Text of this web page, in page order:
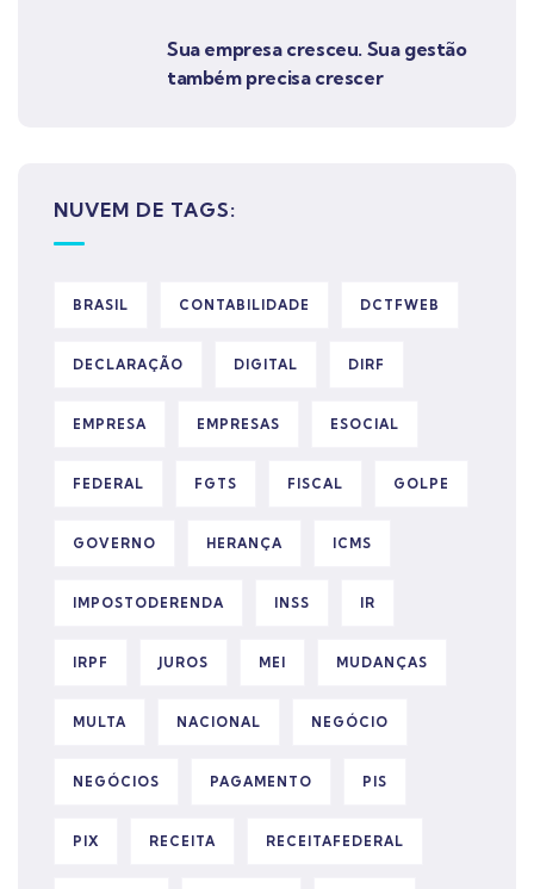
Sua empresa cresceu. Sua gestão
também precisa crescer
NUVEM DE TAGS:
BRASIL CONTABILIDADE DCTFWEB
DECLARAÇÃO DIGITAL DIRF
EMPRESA EMPRESAS ESOCIAL
FEDERAL FGTS FISCAL GOLPE
GOVERNO HERANÇA ICMS
IMPOSTODERENDA INSS IR
IRPF JUROS MEI MUDANÇAS
MULTA NACIONAL NEGÓCIO
NEGÓCIOS PAGAMENTO PIS
PIX RECEITA RECEITAFEDERAL